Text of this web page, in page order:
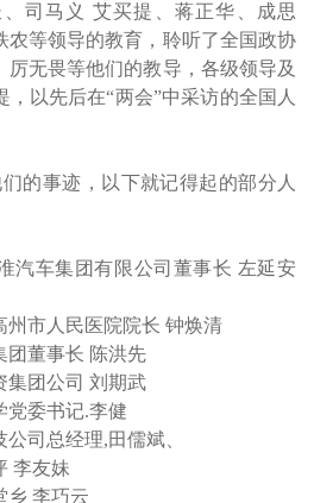
司马义 艾买提、蒋正华、成思
农等领导的教育，聆听了全国政协
无畏等他们的教导，各级领导及
，以先后在“两会”中采访的全国人
的事迹，以下就记得起的部分人
汽车集团有限公司董事长 左延安
市人民医院院长 钟焕清
团董事长 陈洪先
集团公司 刘期武
党委书记.李健
司总经理,田儒斌、
李友妹
乡 李巧云